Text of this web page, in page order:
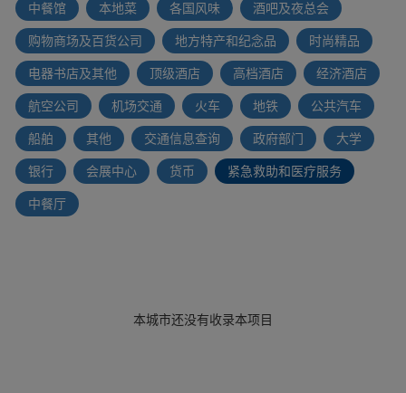
中餐馆 本地菜 各国风味 酒吧及夜总会
购物商场及百货公司 地方特产和纪念品 时尚精品
电器书店及其他 顶级酒店 高档酒店 经济酒店
航空公司 机场交通 火车 地铁 公共汽车
船舶 其他 交通信息查询 政府部门 大学
银行 会展中心 货币 紧急救助和医疗服务
中餐厅
本城市还没有收录本项目